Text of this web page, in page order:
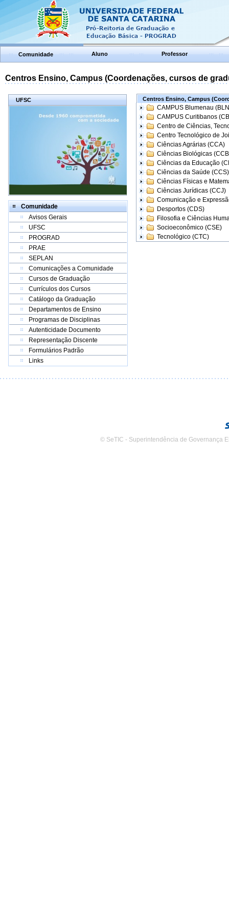
Comunidade Aluno Professor
Centros Ensino, Campus (Coordenações, cursos de
UFSC
Comunidade
Avisos Gerais
UFSC
PROGRAD
PRAE
SEPLAN
Comunicações a Comunidade
Cursos de Graduação
Currículos dos Cursos
Catálogo da Graduação
Departamentos de Ensino
Programas de Disciplinas
Autenticidade Documento
Representação Discente
Formulários Padrão
Links
Centros Ensino, Campus
CAMPUS Blumenau
CAMPUS Curitibanos
Centro de Ciências,
Centro Tecnológico de
Ciências Agrárias (CCA)
Ciências Biológicas
Ciências da Educação
Ciências da Saúde (CCS)
Ciências Físicas e
Ciências Jurídicas (CCJ)
Comunicação e
Desportos (CDS)
Filosofia e Ciências
Socioeconômico (CSE)
Tecnológico (CTC)
© SeTIC - Superintendência de Governança